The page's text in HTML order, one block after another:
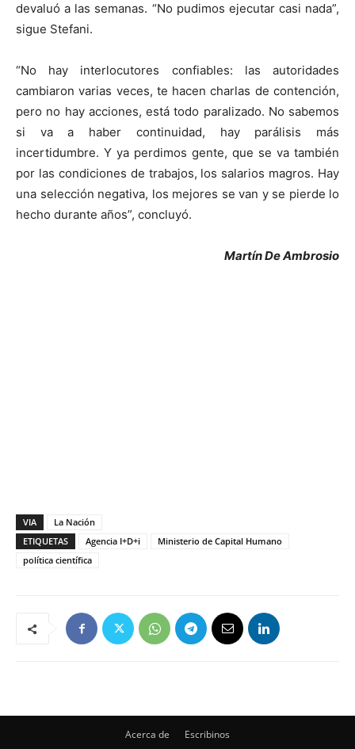
devaluó a las semanas. “No pudimos ejecutar casi nada”,
sigue Stefani.
“No hay interlocutores confiables: las autoridades
cambiaron varias veces, te hacen charlas de contención,
pero no hay acciones, está todo paralizado. No sabemos
si va a haber continuidad, hay parálisis más
incertidumbre. Y ya perdimos gente, que se va también
por las condiciones de trabajos, los salarios magros. Hay
una selección negativa, los mejores se van y se pierde lo
hecho durante años”, concluyó.
Martín De Ambrosio
VIA
La Nación
ETIQUETAS
Agencia I+D+i
Ministerio de Capital Humano
política científica
Acerca de Escribinos